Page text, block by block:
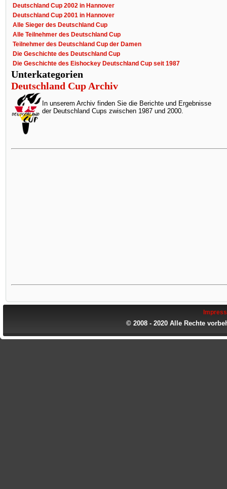
Deutschland Cup 2002 in Hannover
Deutschland Cup 2001 in Hannover
Alle Sieger des Deutschland Cup
Alle Teilnehmer des Deutschland Cup
Teilnehmer des Deutschland Cup der Damen
Die Geschichte des Deutschland Cup
Die Geschichte des Eishockey Deutschland Cup seit 1987
Unterkategorien
Deutschland Cup Archiv
In unserem Archiv finden Sie die Berichte und Ergebnisse
der Deutschland Cups zwischen 1987 und 2000.
© 2008 - 2020 Alle Rechte